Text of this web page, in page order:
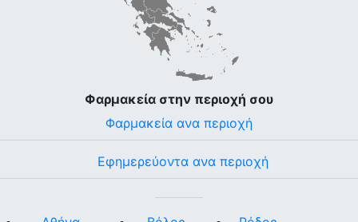
Φαρμακεία στην περιοχή σου
Φαρμακεία ανα περιοχή
Εφημερεύοντα ανα περιοχή